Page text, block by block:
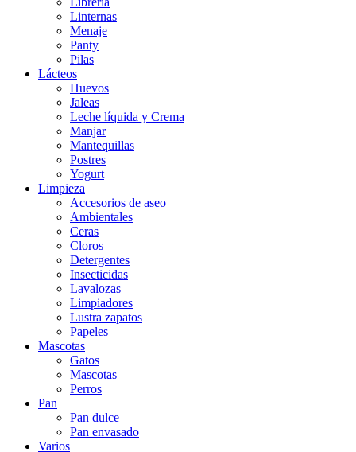
Linternas
Menaje
Panty
Pilas
Lácteos
Huevos
Jaleas
Leche líquida y Crema
Manjar
Mantequillas
Postres
Yogurt
Limpieza
Accesorios de aseo
Ambientales
Ceras
Cloros
Detergentes
Insecticidas
Lavalozas
Limpiadores
Lustra zapatos
Papeles
Mascotas
Gatos
Mascotas
Perros
Pan
Pan dulce
Pan envasado
Varios